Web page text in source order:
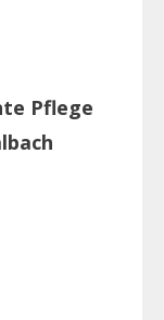
Pflege